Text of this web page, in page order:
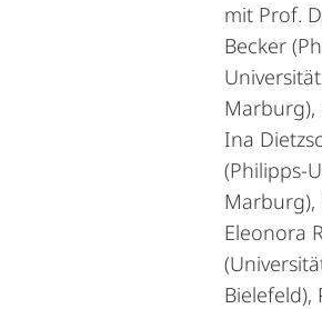
mit Prof.
Becker
Universität
Marburg),
Ina
(Philipps-
Marburg),
Eleonora
Bielefeld),